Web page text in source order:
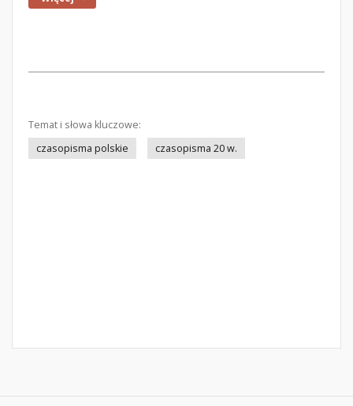
Temat i słowa kluczowe:
czasopisma polskie
czasopisma 20 w.